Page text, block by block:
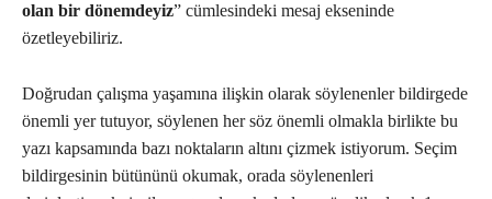
olan bir dönemdeyiz” cümlesindeki mesaj ekseninde
özetleyebiliriz.
Doğrudan çalışma yaşamına ilişkin olarak söylenenler bildirgede
önemli yer tutuyor, söylenen her söz önemli olmakla birlikte bu
yazı kapsamında bazı noktaların altını çizmek istiyorum. Seçim
bildirgesinin bütününü okumak, orada söylenenleri